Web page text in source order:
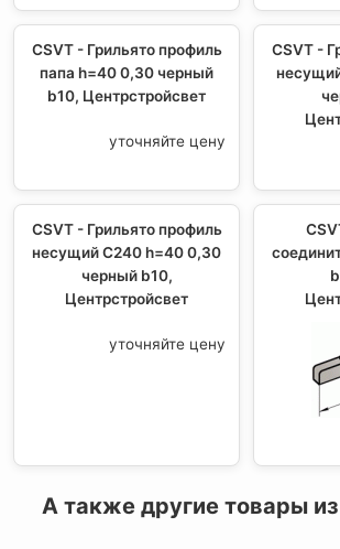
CSVT - Грильято профиль
папа h=40 0,30 черный
b10, Центрстройсвет
уточняйте цену
CSVT -
CSVT - Грильято профиль
несущий С240 h=40 0,30
черный b10,
Центрстройсвет
уточняйте цену
А также другие товары из